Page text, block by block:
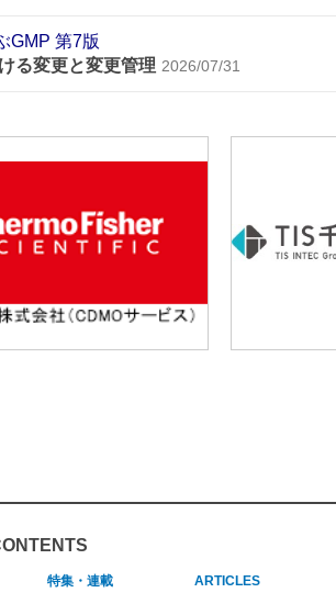
GMP 第7版
る変更と変更管理 2026/07/31
特集・連載 ARTICLES